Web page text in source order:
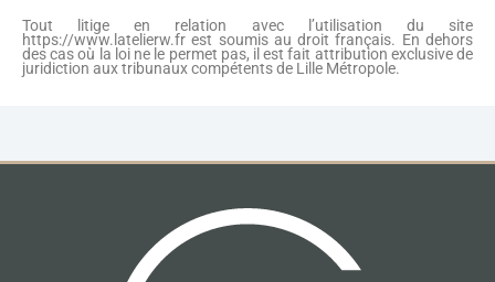
Tout litige en relation avec l’utilisation du site
https://www.latelierw.fr est soumis au droit français. En dehors
des cas où la loi ne le permet pas, il est fait attribution exclusive de
juridiction aux tribunaux compétents de Lille Métropole.